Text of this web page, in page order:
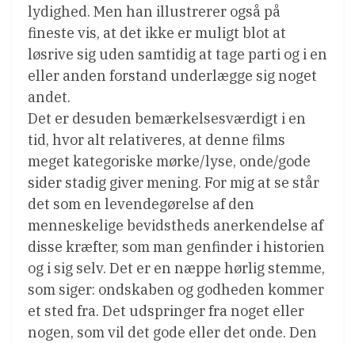
lydighed. Men han illustrerer også på
fineste vis, at det ikke er muligt blot at
løsrive sig uden samtidig at tage parti og i en
eller anden forstand underlægge sig noget
andet.
Det er desuden bemærkelsesværdigt i en
tid, hvor alt relativeres, at denne films
meget kategoriske mørke/lyse, onde/gode
sider stadig giver mening. For mig at se står
det som en levendegørelse af den
menneskelige bevidstheds anerkendelse af
disse kræfter, som man genfinder i historien
og i sig selv. Det er en næppe hørlig stemme,
som siger: ondskaben og godheden kommer
et sted fra. Det udspringer fra noget eller
nogen, som vil det gode eller det onde. Den